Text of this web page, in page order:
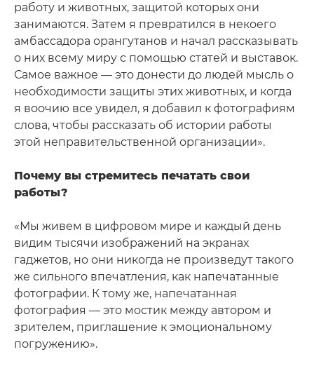
работу и животных, защитой которых они
занимаются. Затем я превратился в некоего
амбассадора орангутанов и начал рассказывать
о них всему миру с помощью статей и выставок.
Самое важное — это донести до людей мысль о
необходимости защиты этих животных, и когда
я воочию все увидел, я добавил к фотографиям
слова, чтобы рассказать об истории работы
этой неправительственной организации».
Почему вы стремитесь печатать свои
работы?
«Мы живем в цифровом мире и каждый день
видим тысячи изображений на экранах
гаджетов, но они никогда не произведут такого
же сильного впечатления, как напечатанные
фотографии. К тому же, напечатанная
фотография — это мостик между автором и
зрителем, приглашение к эмоциональному
погружению».